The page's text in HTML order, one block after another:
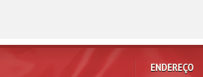
ENDEREÇO